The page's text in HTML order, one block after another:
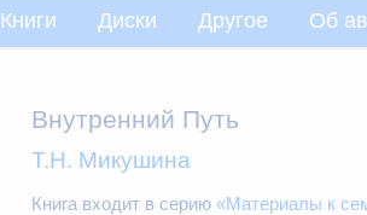
Книги Диски Другое Об
Внутренний Путь
Т.Н. Микушина
Книга входит в серию «Материалы к